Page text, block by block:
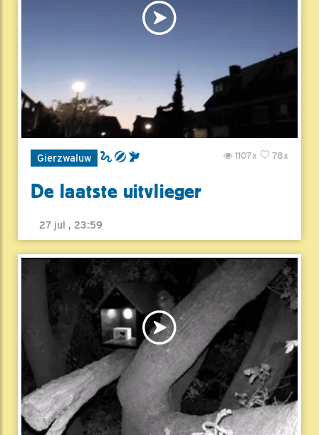
Gierzwaluw 78x
1107x
De laatste uitvlieger
27 jul , 23:59